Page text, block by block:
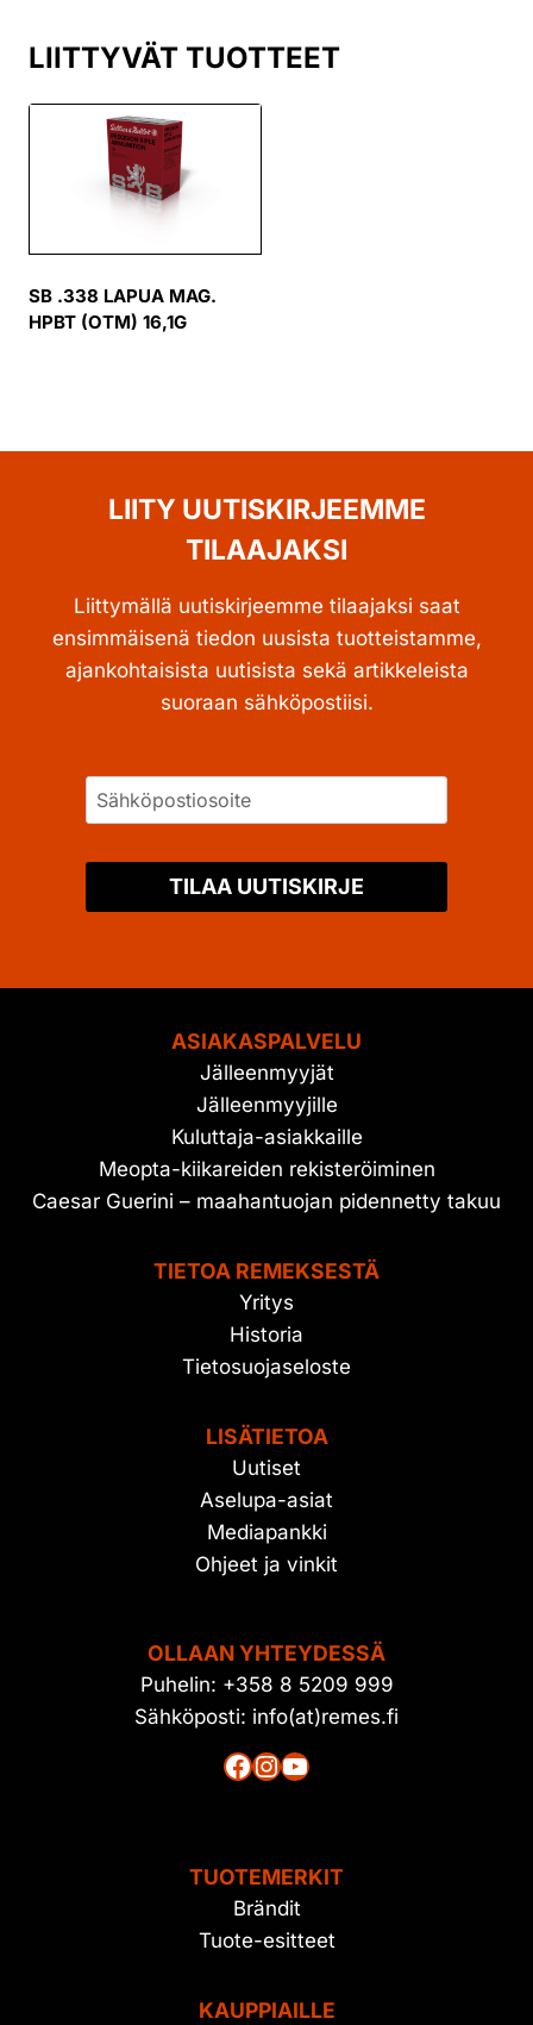
LIITTYVÄT TUOTTEET
SB .338 LAPUA MAG.
HPBT (OTM) 16,1G
LIITY UUTISKIRJEEMME
TILAAJAKSI
Liittymällä uutiskirjeemme tilaajaksi saat
ensimmäisenä tiedon uusista tuotteistamme,
ajankohtaisista uutisista sekä artikkeleista
suoraan sähköpostiisi.
TILAA UUTISKIRJE
ASIAKASPALVELU
Jälleenmyyjät
Jälleenmyyjille
Kuluttaja-asiakkaille
Meopta-kiikareiden rekisteröiminen
Caesar Guerini – maahantuojan pidennetty takuu
TIETOA REMEKSESTÄ
Yritys
Historia
Tietosuojaseloste
LISÄTIETOA
Uutiset
Aselupa-asiat
Mediapankki
Ohjeet ja vinkit
OLLAAN YHTEYDESSÄ
Puhelin: +358 8 5209 999
Sähköposti: info(at)remes.fi
Facebook
Instagram
YouTube
TUOTEMERKIT
Brändit
Tuote-esitteet
KAUPPIAILLE